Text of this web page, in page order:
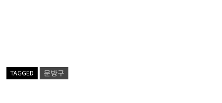
TAGGED 문방구